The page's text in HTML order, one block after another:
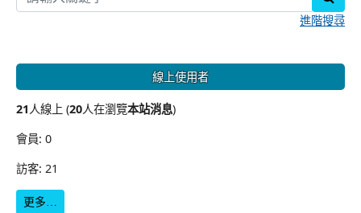
進階搜尋
線上使用者
21人線上 (20人在瀏覽本站消息)
會員: 0
訪客: 21
更多…